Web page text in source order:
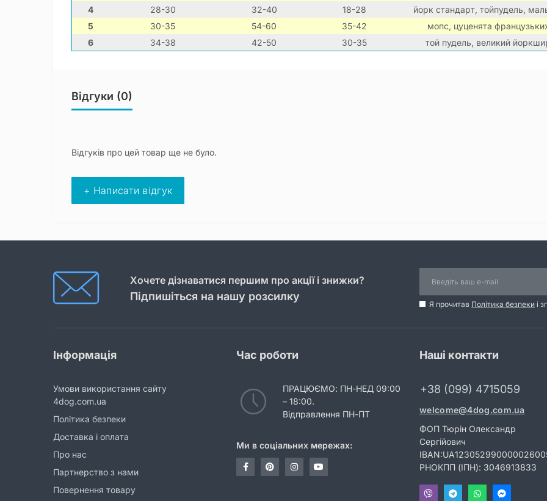
4
28-30 32-40 18-28
йорк стандарт, тойпудель,
5
30-35 54-60 35-42
мопс, цуценята
6
34-38 42-50 30-35 той пудель, великий
Відгуки (0)
Відгуків про цей товар ще не було.
+ Написати відгук
Хочете дізнаватися першим про акції і знижки?
Підпишіться на нашу розсилку
Я прочитав Політика безпеки і
Інформація
Умови використання сайту
4dog.com.ua
Політика безпеки
Доставка і оплата
Про нас
Партнерство з нами
Повернення товару
Час роботи
ПРАЦЮЄМО: ПН-НЕД 09:00
– 18:00.
Відправлення ПН-ПТ
Ми в соціальних мережах:
Наші контакти
+38 (099) 4715059
welcome@4dog.com.ua
ФОП Тюрін Олександр
Сергійович
РНОКПП (ІПН): 3046913833